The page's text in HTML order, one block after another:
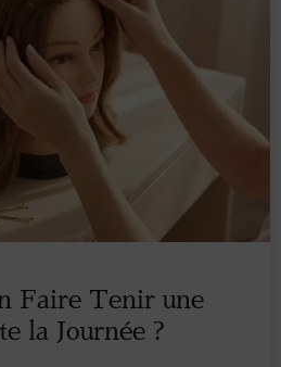
Faire Tenir une
la Journée ?